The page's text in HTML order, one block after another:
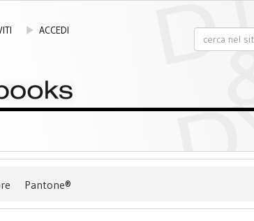
ACCEDI
Pantone®